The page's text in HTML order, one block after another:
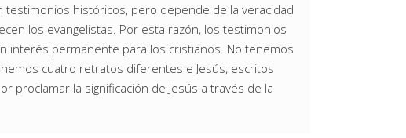
testimonios históricos, pero depende de la veracidad
los evangelistas. Por esta razón, los testimonios
interés permanente para los cristianos. No tenemos
cuatro retratos diferentes e Jesús, escritos
proclamar la significación de Jesús a través de la